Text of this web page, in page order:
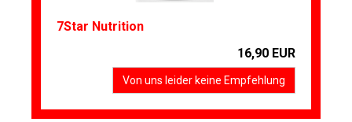
7Star Nutrition
16,90 EUR
Von uns leider keine Empfehlung